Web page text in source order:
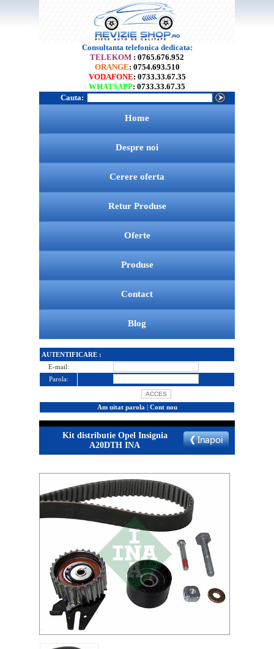
Consultanta telefonica dedicata:
TELEKOM : 0765.676.952
ORANGE: 0754.693.510
VODAFONE: 0733.33.67.35
WHATSAPP: 0733.33.67.35
Cauta:
Home
Despre noi
Cerere oferta
Retur Produse
Oferte
Produse
Contact
Blog
AUTENTIFICARE :
E-mail:
Parola:
Am uitat parola | Cont nou
Kit distributie Opel Insignia
A20DTH INA